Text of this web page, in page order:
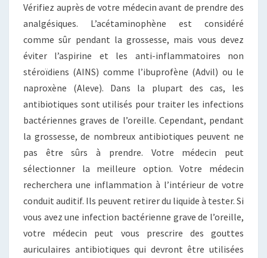
Vérifiez auprès de votre médecin avant de prendre des
analgésiques. L’acétaminophène est considéré
comme sûr pendant la grossesse, mais vous devez
éviter l’aspirine et les anti-inflammatoires non
stéroïdiens (AINS) comme l’ibuprofène (Advil) ou le
naproxène (Aleve). Dans la plupart des cas, les
antibiotiques sont utilisés pour traiter les infections
bactériennes graves de l’oreille. Cependant, pendant
la grossesse, de nombreux antibiotiques peuvent ne
pas être sûrs à prendre. Votre médecin peut
sélectionner la meilleure option. Votre médecin
recherchera une inflammation à l’intérieur de votre
conduit auditif. Ils peuvent retirer du liquide à tester. Si
vous avez une infection bactérienne grave de l’oreille,
votre médecin peut vous prescrire des gouttes
auriculaires antibiotiques qui devront être utilisées